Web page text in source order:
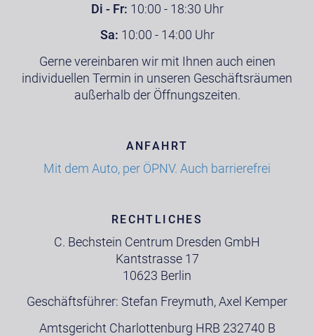
Di - Fr: 10:00 - 18:30 Uhr
Sa: 10:00 - 14:00 Uhr
Gerne vereinbaren wir mit Ihnen auch einen
individuellen Termin in unseren Geschäftsräumen
außerhalb der Öffnungszeiten.
ANFAHRT
Mit dem Auto, per ÖPNV. Auch barrierefrei
RECHTLICHES
C. Bechstein Centrum Dresden GmbH
Kantstrasse 17
10623 Berlin
Geschäftsführer: Stefan Freymuth, Axel Kemper
Amtsgericht Charlottenburg HRB 232740 B